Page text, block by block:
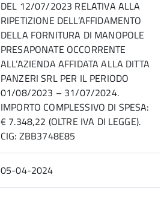
DEL 12/07/2023 RELATIVA ALLA
RIPETIZIONE DELL’AFFIDAMENTO
DELLA FORNITURA DI MANOPOLE
PRESAPONATE OCCORRENTE
ALL’AZIENDA AFFIDATA ALLA DITTA
PANZERI SRL PER IL PERIODO
01/08/2023 – 31/07/2024.
IMPORTO COMPLESSIVO DI SPESA:
€ 7.348,22 (OLTRE IVA DI LEGGE).
CIG: ZBB3748E85
05-04-2024